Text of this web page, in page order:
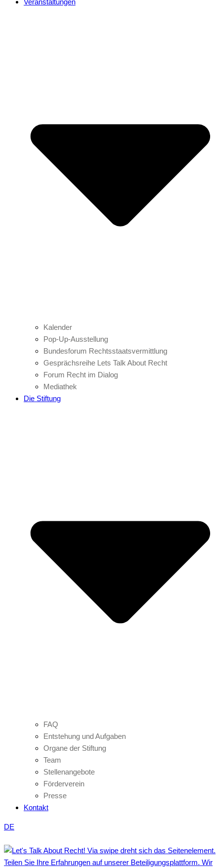
Veranstaltungen
Kalender
Pop-Up-Ausstellung
Bundesforum Rechtsstaatsvermittlung
Gesprächsreihe Lets Talk About Recht
Forum Recht im Dialog
Mediathek
Die Stiftung
FAQ
Entstehung und Aufgaben
Organe der Stiftung
Team
Stellenangebote
Förderverein
Presse
Kontakt
DE
Teilen Sie Ihre Erfahrungen auf unserer Beteiligungsplattform. Wir